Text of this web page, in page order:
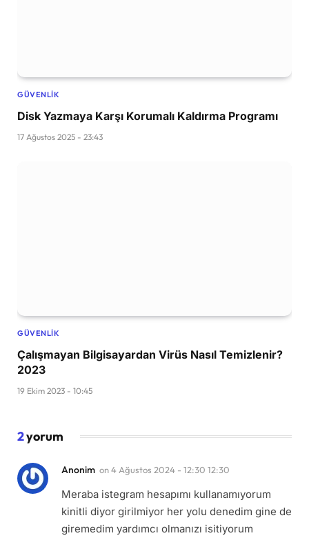
GÜVENLIK
Disk Yazmaya Karşı Korumalı Kaldırma Programı
17 Ağustos 2025 - 23:43
GÜVENLIK
Çalışmayan Bilgisayardan Virüs Nasıl Temizlenir?
2023
19 Ekim 2023 - 10:45
2yorum
Anonim on4 Ağustos 2024 - 12:30 12:30
Meraba istegram hesapımı kullanamıyorum
kinitli diyor girilmiyor her yolu denedim gine de
giremedim yardımcı olmanızı isitiyorum